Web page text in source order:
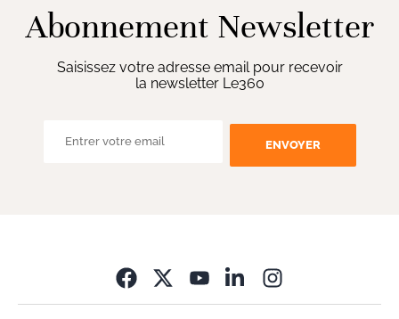
Abonnement Newsletter
Saisissez votre adresse email pour recevoir
la newsletter Le360
ENVOYER